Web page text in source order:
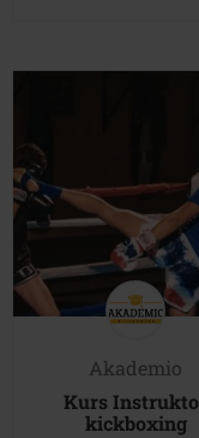
Akademio
Kurs
kickboxing